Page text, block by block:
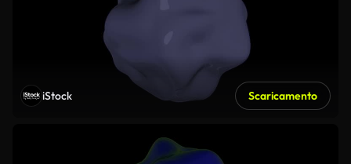
iStock Scaricamento